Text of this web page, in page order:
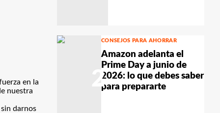
en la
nuestra
darnos
2
CONSEJOS PARA AHORRAR
Amazon adelanta el
Prime Day a junio de
2026: lo que debes saber
para prepararte